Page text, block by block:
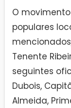
O
populares
Tenente
seguintes
Dubois,
Almeida,